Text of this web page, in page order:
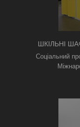
ШКІЛЬНІ
Соціальний